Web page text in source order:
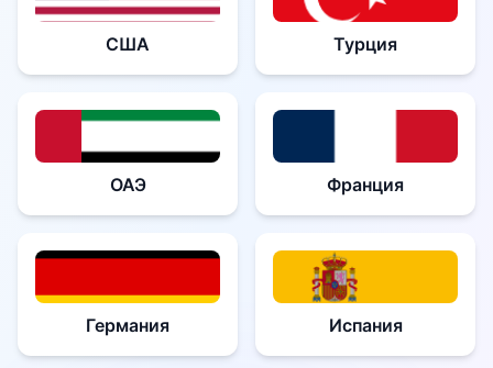
США Турция
ОАЭ Франция
Германия Испания